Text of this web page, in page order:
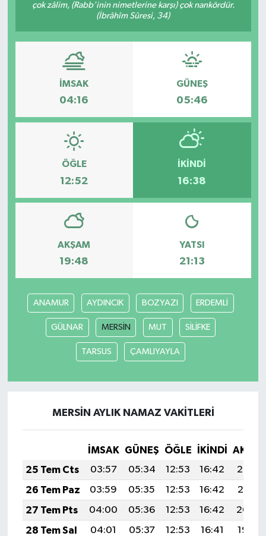
çok zâlim, (Rabb'inin nimetlerine karşı) çok nankördür.
(İbrâhîm Sûresi, 34)
İMSAK
04:16
GÜNEŞ
05:46
ÖĞLE
12:52
İKINDI
16:38
AKŞAM
19:48
YATSI
21:13
ANAMUR AYDINCIK BOZYAZI ERDEMLİ
GÜLNAR MERSİN MUT SİLİFKE
TARSUS ÇAMLIYAYLA
MERSİN AYLIK NAMAZ VAKITLERI
İMSAK GÜNEŞ ÖĞLE İKINDI
25 Tem Cts
03:57 05:34 12:53 16:42
20:02
26 Tem Paz
03:59 05:35 12:53 16:42
20:01
27 Tem Pts
04:00 05:36 12:53 16:42
20:00
28 Tem Sal
04:01 05:37 12:53 16:41
19:59